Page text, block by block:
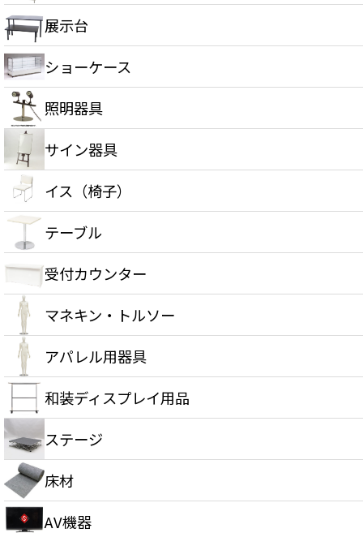
展示台
ショーケース
照明器具
サイン器具
イス（椅子）
テーブル
受付カウンター
マネキン・トルソー
アパレル用器具
和装ディスプレイ用品
ステージ
床材
AV機器